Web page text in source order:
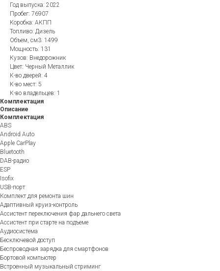
Год выпуска: 2022
Пробег: 76907
Коробка: АКПП
Топливо: Дизель
Объем, см3: 1499
Мощность: 131
Кузов: Внедорожник
Цвет: Черный Металлик
К-во дверей: 4
К-во мест: 5
К-во владельцев: 1
Комплектация
Описание
Комплектация
ABS
Android Auto
Apple CarPlay
Bluetooth
DAB-радио
ESP
Isofix
USB-порт
Комплект для ремонта шин
Адаптивный круиз-контроль
Ассистент переключения фар дальнего света
Ассистент при старте на подъеме
Аудиосистема
Бесключевой доступ
Беспроводная зарядка для смартфонов
Бортовой компьютер
Встроенный музыкальный стриминг